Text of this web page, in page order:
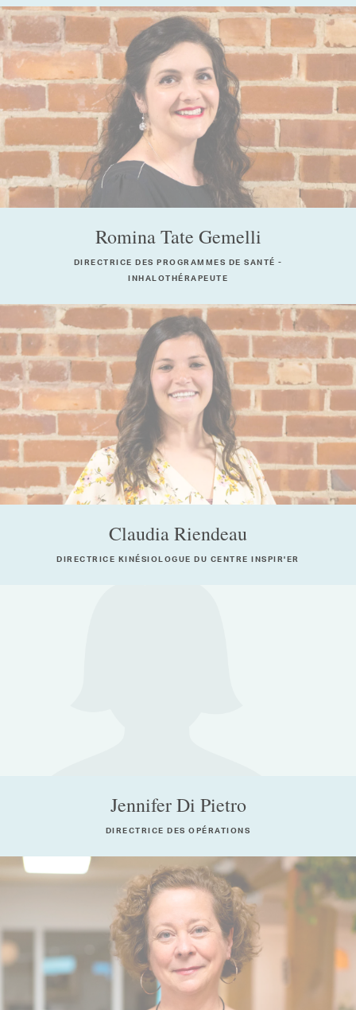
Romina Tate Gemelli
DIRECTRICE DES PROGRAMMES DE SANTÉ -
INHALOTHÉRAPEUTE
Claudia Riendeau
DIRECTRICE KINÉSIOLOGUE DU CENTRE INSPIR'ER
Jennifer Di Pietro
DIRECTRICE DES OPÉRATIONS